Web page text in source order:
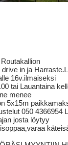
in ja
16v.ilmaiseksi
tai Lauantaina
menee
5x15m
050 4366954
josta löytyy